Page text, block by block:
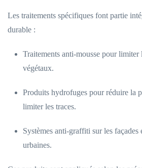
Les traitements spécifiques font partie
durable :
Traitements anti-mousse pour limiter
végétaux.
Produits hydrofuges pour réduire la
limiter les traces.
Systèmes anti-graffiti sur les façades
urbaines.